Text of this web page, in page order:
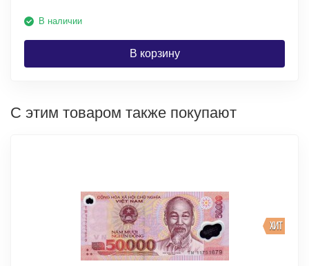
В наличии
В корзину
С этим товаром также покупают
ХИТ